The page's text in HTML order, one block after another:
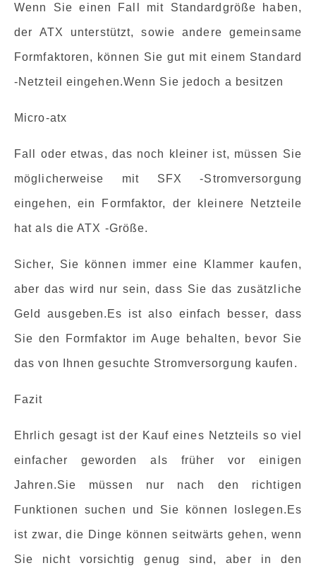
Wenn Sie einen Fall mit Standardgröße haben,
der ATX unterstützt, sowie andere gemeinsame
Formfaktoren, können Sie gut mit einem Standard
-Netzteil eingehen.Wenn Sie jedoch a besitzen
Micro-atx
Fall oder etwas, das noch kleiner ist, müssen Sie
möglicherweise mit SFX -Stromversorgung
eingehen, ein Formfaktor, der kleinere Netzteile
hat als die ATX -Größe.
Sicher, Sie können immer eine Klammer kaufen,
aber das wird nur sein, dass Sie das zusätzliche
Geld ausgeben.Es ist also einfach besser, dass
Sie den Formfaktor im Auge behalten, bevor Sie
das von Ihnen gesuchte Stromversorgung kaufen.
Fazit
Ehrlich gesagt ist der Kauf eines Netzteils so viel
einfacher geworden als früher vor einigen
Jahren.Sie müssen nur nach den richtigen
Funktionen suchen und Sie können loslegen.Es
ist zwar, die Dinge können seitwärts gehen, wenn
Sie nicht vorsichtig genug sind, aber in den